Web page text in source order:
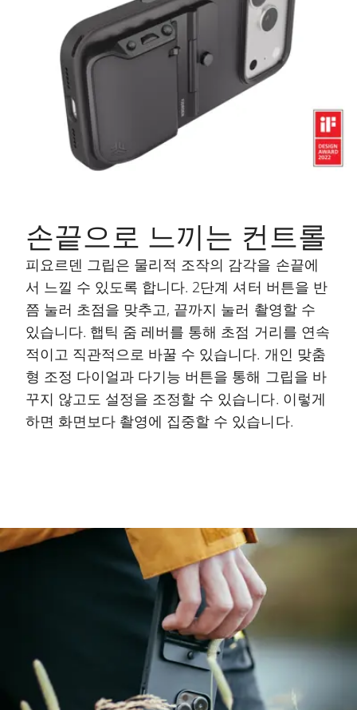
손끝으로 느끼는 컨트롤
피요르덴 그립은 물리적 조작의 감각을 손끝에
서 느낄 수 있도록 합니다. 2단계 셔터 버튼을 반
쯤 눌러 초점을 맞추고, 끝까지 눌러 촬영할 수
있습니다. 햅틱 줌 레버를 통해 초점 거리를 연속
적이고 직관적으로 바꿀 수 있습니다. 개인 맞춤
형 조정 다이얼과 다기능 버튼을 통해 그립을 바
꾸지 않고도 설정을 조정할 수 있습니다. 이렇게
하면 화면보다 촬영에 집중할 수 있습니다.